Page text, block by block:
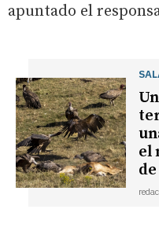
apuntado el
el